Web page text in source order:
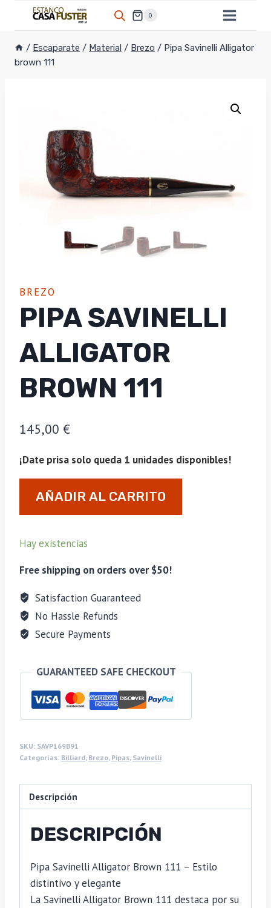
0
/ Escaparate / Material / Brezo / Pipa Savinelli Alligator
brown 111
BREZO
PIPA SAVINELLI
ALLIGATOR
BROWN 111
145,00 €
¡Date prisa solo queda 1 unidades disponibles!
Savinelli
Alligator
111
cantidad
AÑADIR AL CARRITO
Hay existencias
Free shipping on orders over $50!
Satisfaction Guaranteed
No Hassle Refunds
Secure Payments
GUARANTEED SAFE CHECKOUT
SKU: SAVP169B91
Categorías: Billiard, Brezo, Pipas, Savinelli
Descripción
DESCRIPCIÓN
Pipa Savinelli Alligator Brown 111 – Estilo
distintivo y elegante
La Savinelli Alligator Brown 111 destaca por su